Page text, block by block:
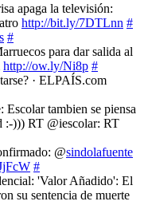
apaga la televisión:
http://bit.ly/7DTLnn #
#
para dar salida al
http://ow.ly/Ni8p #
· ELPAÍS.com
tambien se piensa
:-))) RT @iescolar: RT
@sindolafuente
#
'Valor Añadido': El
su sentencia de muerte